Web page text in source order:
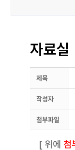
자료실
제목
작성자
첨부파일
[ 위에 첨